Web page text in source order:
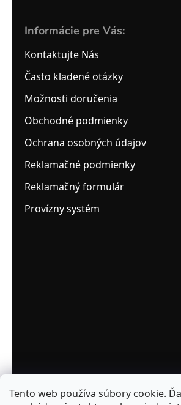
Tento web používa súbory cookie.
Informácie pre Vás:
Kontaktujte Nás
Často kladené otázky
Možnosti doručenia
Obchodné podmienky
Ochrana osobných údajov
Reklamačné podmienky
Reklamačný formulár
Provízny systém